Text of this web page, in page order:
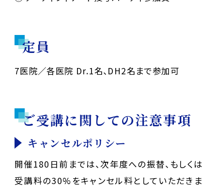
定員
7医院／各医院 Dr.1名、DH2名まで参加可
ご受講に関しての注意事項
キャンセルポリシー
開催180日前までは、次年度への振替、もしくは
受講料の30%をキャンセル料としていただきま